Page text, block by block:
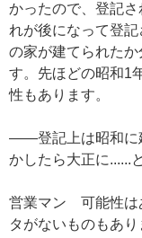
かったので、登記
れが後になって登
の家が建てられた
す。先ほどの昭和1
性もあります。
——登記上は昭和に
かしたら大正に......
営業マン 可能性は
タがないものもあり